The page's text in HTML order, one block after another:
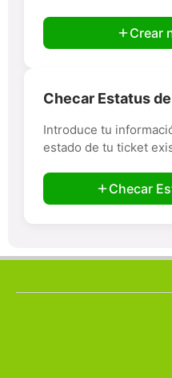
Crear
Checar Estatus
Introduce tu
estado de tu ticket
Checar